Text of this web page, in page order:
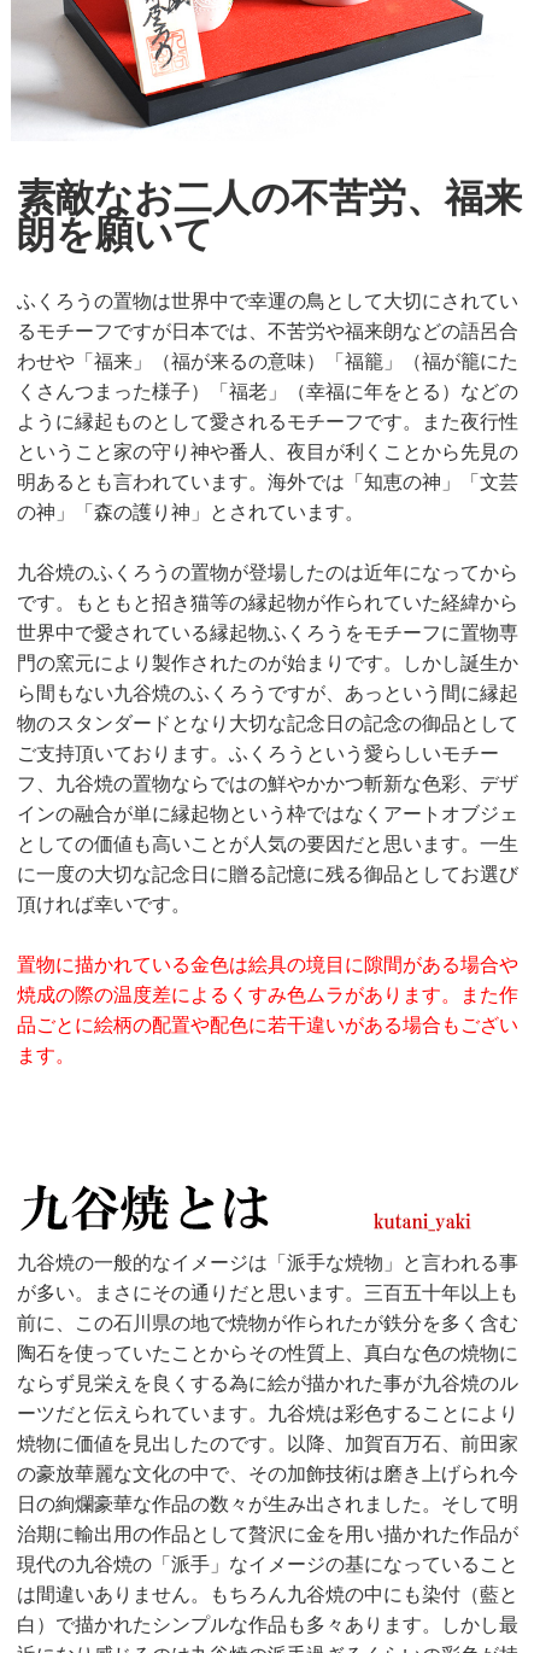
素敵なお二人の不苦労、福来
朗を願いて
ふくろうの置物は世界中で幸運の鳥として大切にされてい
るモチーフですが日本では、不苦労や福来朗などの語呂合
わせや「福来」（福が来るの意味）「福籠」（福が籠にた
くさんつまった様子）「福老」（幸福に年をとる）などの
ように縁起ものとして愛されるモチーフです。また夜行性
ということ家の守り神や番人、夜目が利くことから先見の
明あるとも言われています。海外では「知恵の神」「文芸
の神」「森の護り神」とされています。
九谷焼のふくろうの置物が登場したのは近年になってから
です。もともと招き猫等の縁起物が作られていた経緯から
世界中で愛されている縁起物ふくろうをモチーフに置物専
門の窯元により製作されたのが始まりです。しかし誕生か
ら間もない九谷焼のふくろうですが、あっという間に縁起
物のスタンダードとなり大切な記念日の記念の御品として
ご支持頂いております。ふくろうという愛らしいモチー
フ、九谷焼の置物ならではの鮮やかかつ斬新な色彩、デザ
インの融合が単に縁起物という枠ではなくアートオブジェ
としての価値も高いことが人気の要因だと思います。一生
に一度の大切な記念日に贈る記憶に残る御品としてお選び
頂ければ幸いです。
置物に描かれている金色は絵具の境目に隙間がある場合や
焼成の際の温度差によるくすみ色ムラがあります。また作
品ごとに絵柄の配置や配色に若干違いがある場合もござい
ます。
九谷焼の一般的なイメージは「派手な焼物」と言われる事
が多い。まさにその通りだと思います。三百五十年以上も
前に、この石川県の地で焼物が作られたが鉄分を多く含む
陶石を使っていたことからその性質上、真白な色の焼物に
ならず見栄えを良くする為に絵が描かれた事が九谷焼のル
ーツだと伝えられています。九谷焼は彩色することにより
焼物に価値を見出したのです。以降、加賀百万石、前田家
の豪放華麗な文化の中で、その加飾技術は磨き上げられ今
日の絢爛豪華な作品の数々が生み出されました。そして明
治期に輸出用の作品として贅沢に金を用い描かれた作品が
現代の九谷焼の「派手」なイメージの基になっていること
は間違いありません。もちろん九谷焼の中にも染付（藍と
白）で描かれたシンプルな作品も多々あります。しかし最